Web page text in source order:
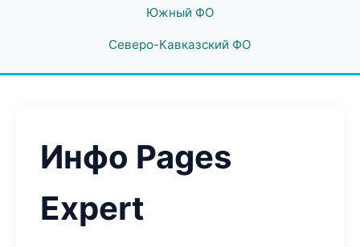
Южный ФО
Северо-Кавказский ФО
Инфо Pages
Expert